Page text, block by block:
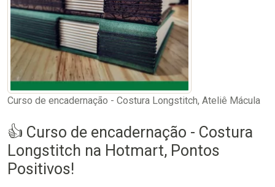
Curso de encadernação - Costura Longstitch, Ateliê Mácula
👍 Curso de encadernação - Costura
Longstitch na Hotmart, Pontos
Positivos!